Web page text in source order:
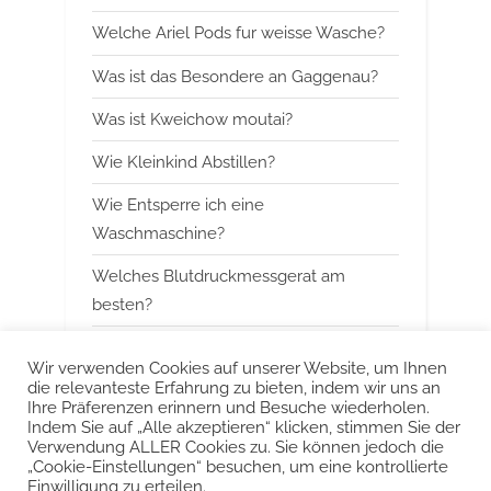
s
t
:
Welche Ariel Pods fur weisse Wasche?
Was ist das Besondere an Gaggenau?
Was ist Kweichow moutai?
Wie Kleinkind Abstillen?
Wie Entsperre ich eine
Waschmaschine?
Welches Blutdruckmessgerat am
besten?
Kann man Arbeitsspeicher kombinieren?
Was ist das Besondere an Smeg?
Wir verwenden Cookies auf unserer Website, um Ihnen
die relevanteste Erfahrung zu bieten, indem wir uns an
Ihre Präferenzen erinnern und Besuche wiederholen.
Indem Sie auf „Alle akzeptieren“ klicken, stimmen Sie der
Verwendung ALLER Cookies zu. Sie können jedoch die
„Cookie-Einstellungen“ besuchen, um eine kontrollierte
Einwilligung zu erteilen.